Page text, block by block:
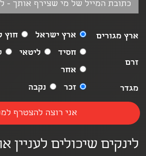
ארץ מגורים ארץ ישראל חוץ
זרם
חסיד ליטאי
אחר
מגדר
זכר נקבה
לינקים שיכולים לעניין